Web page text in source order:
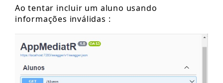
Ao tentar incluir um aluno usando
informações inválidas :